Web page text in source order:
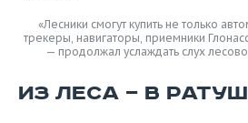
«Лесники смогут купить не только
трекеры, навигаторы, приемники
— продолжал услаждать слух
ИЗ ЛЕСА — В